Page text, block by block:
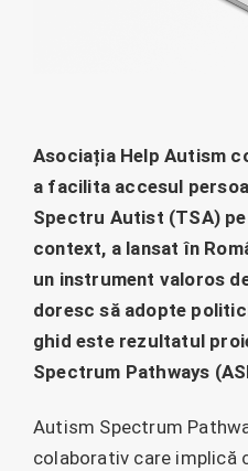
Asociația Help Autism
a facilita accesul
Spectru Autist (TSA)
context, a lansat în
un instrument valoros
doresc să adopte
ghid este rezultatul
Spectrum Pathways
Autism Spectrum
colaborativ care implică